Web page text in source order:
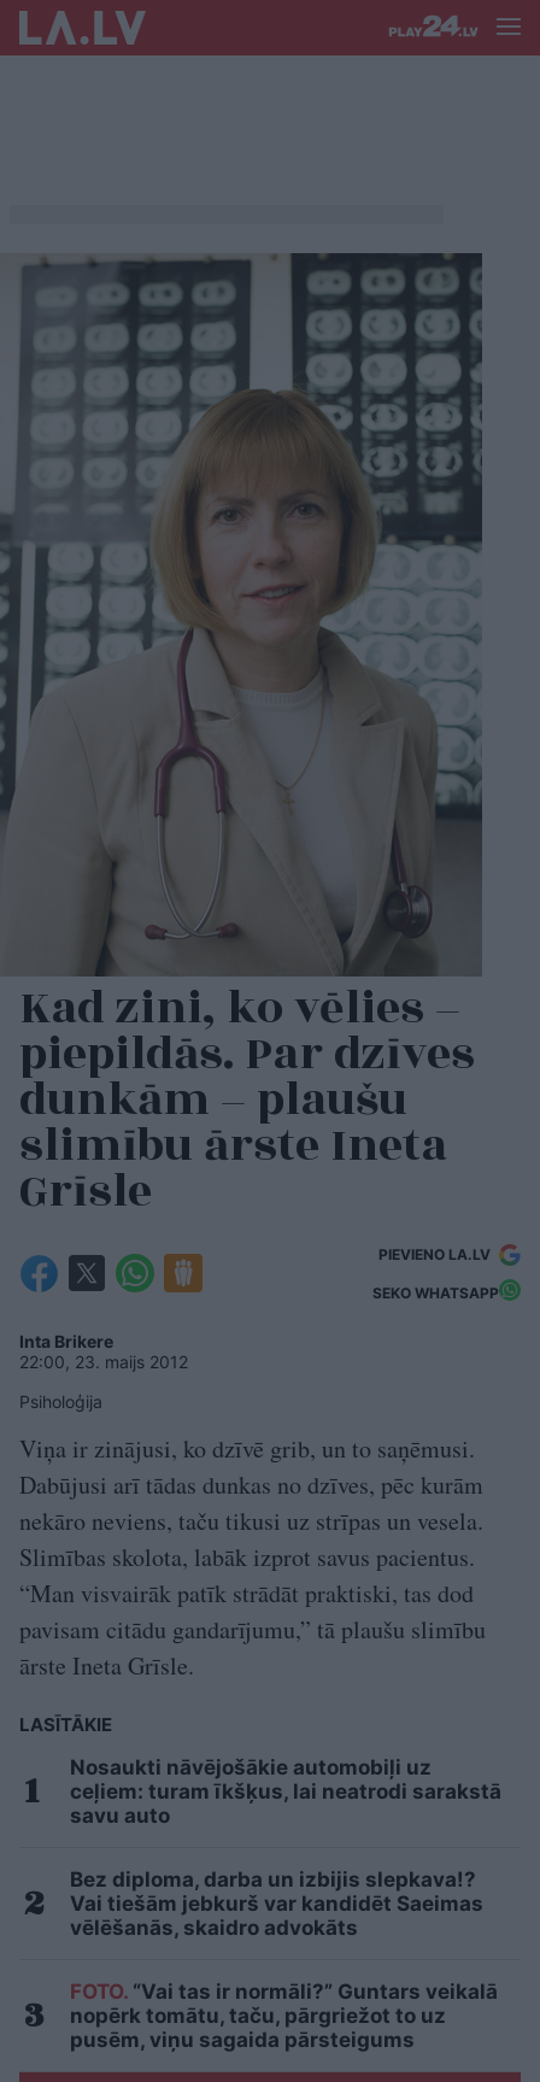
Kad zini, ko vēlies –
piepildās. Par dzīves
dunkām – plaušu
slimību ārste Ineta
Grīsle
PIEVIENO LA.LV
SEKO WHATSAPP
Inta Brikere
22:00, 23. maijs 2012
Psiholoģija
Viņa ir zinājusi, ko dzīvē grib, un to saņēmusi.
Dabūjusi arī tādas dunkas no dzīves, pēc kurām
nekāro neviens, taču tikusi uz strīpas un vesela.
Slimības skolota, labāk izprot savus pacientus.
“Man visvairāk patīk strādāt praktiski, tas dod
pavisam citādu gandarījumu,” tā plaušu slimību
ārste Ineta Grīsle.
LASĪTĀKIE
Nosaukti nāvējošākie automobiļi uz
ceļiem: turam īkšķus, lai neatrodi sarakstā
savu auto
Bez diploma, darba un izbijis slepkava!?
Vai tiešām jebkurš var kandidēt Saeimas
vēlēšanās, skaidro advokāts
FOTO. “Vai tas ir normāli?” Guntars veikalā
nopērk tomātu, taču, pārgriežot to uz
pusēm, viņu sagaida pārsteigums